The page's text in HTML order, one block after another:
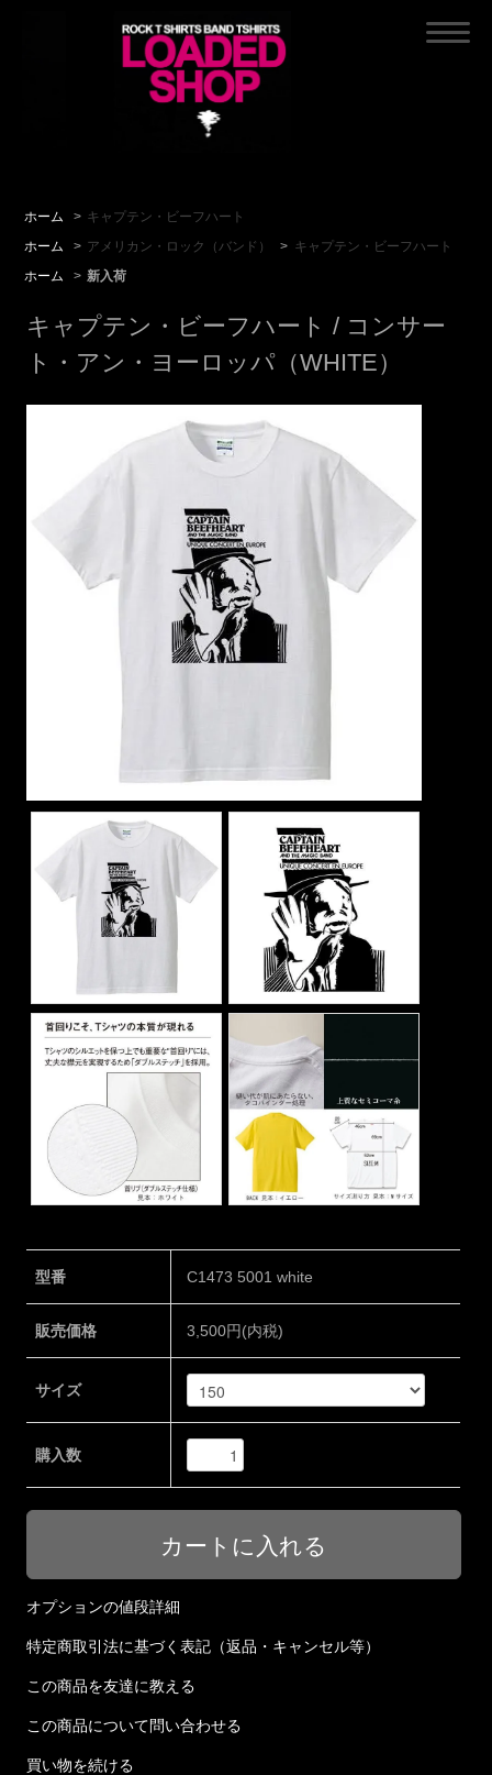
ホーム > キャプテン・ビーフハート
ホーム
> アメリカン・ロック（バンド） > キャプテン・ビーフハート
ホーム
> 新入荷
キャプテン・ビーフハート / コンサー
ト・アン・ヨーロッパ（WHITE）
型番 C1473 5001 white
販売価格 3,500円(内税)
サイズ
購入数
オプションの値段詳細
特定商取引法に基づく表記（返品・キャンセル等）
この商品を友達に教える
この商品について問い合わせる
買い物を続ける